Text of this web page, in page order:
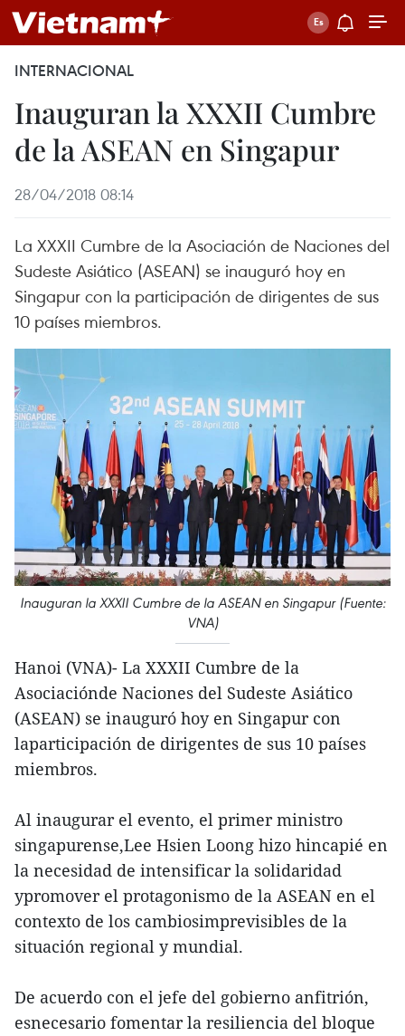
INTERNACIONAL
Inauguran la XXXII Cumbre
de la ASEAN en Singapur
28/04/2018 08:14
La XXXII Cumbre de la Asociación de Naciones del
Sudeste Asiático (ASEAN) se inauguró hoy en
Singapur con la participación de dirigentes de sus
10 países miembros.
Inauguran la XXXII Cumbre de la ASEAN en Singapur (Fuente:
VNA)
Hanoi (VNA)- La XXXII Cumbre de la
Asociaciónde Naciones del Sudeste Asiático
(ASEAN) se inauguró hoy en Singapur con
laparticipación de dirigentes de sus 10 países
miembros.
Al inaugurar el evento, el primer ministro
singapurense,Lee Hsien Loong hizo hincapié en
la necesidad de intensificar la solidaridad
ypromover el protagonismo de la ASEAN en el
contexto de los cambiosimprevisibles de la
situación regional y mundial.
De acuerdo con el jefe del gobierno anfitrión,
esnecesario fomentar la resiliencia del bloque